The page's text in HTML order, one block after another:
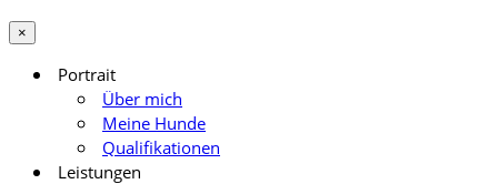
×
Portrait
Über mich
Meine Hunde
Qualifikationen
Leistungen